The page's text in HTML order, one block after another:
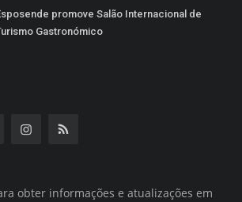
promove Salão Internacional de
Gastronómico
obter informações e atualizações em